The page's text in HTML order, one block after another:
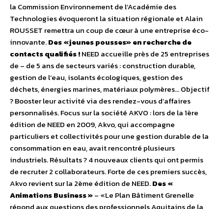
la Commission Environnement de l’Académie des
Technologies évoqueront la situation régionale et Alain
ROUSSET remettra un coup de cœur à une entreprise éco-
innovante.Des «jeunes pousses» en recherche de
contacts qualifiés !NEED accueille près de 25 entreprises
de – de 5 ans de secteurs variés : construction durable,
gestion de l’eau, isolants écologiques, gestion des
déchets, énergies marines, matériaux polymères… Objectif
? Booster leur activité via des rendez-vous d’affaires
personnalisés. Focus sur la société AKVO : lors de la 1ère
édition de NEED en 2009, Akvo, qui accompagne
particuliers et collectivités pour une gestion durable de la
consommation en eau, avait rencontré plusieurs
industriels. Résultats ? 4 nouveaux clients qui ont permis
de recruter 2 collaborateurs. Forte de ces premiers succès,
Akvo revient sur la 2ème édition de NEED.Des «
Animations Business »– «Le Plan Bâtiment Grenelle